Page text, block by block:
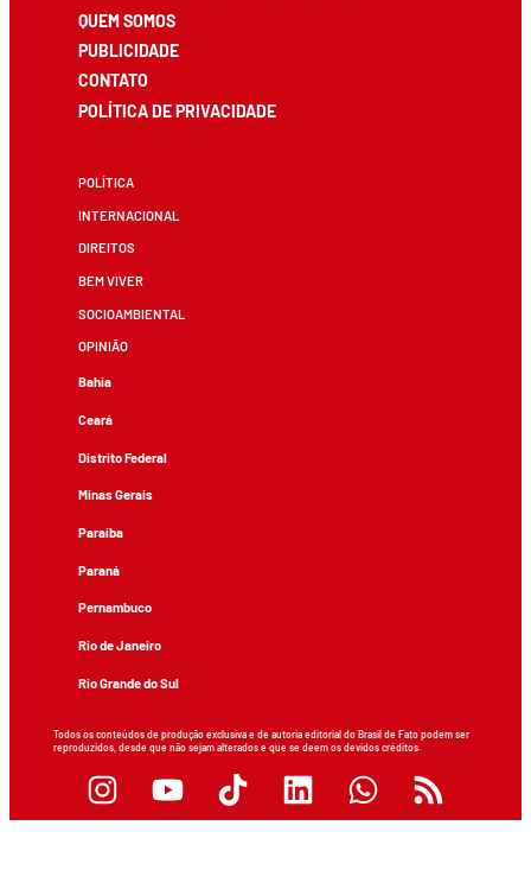
QUEM SOMOS
PUBLICIDADE
CONTATO
POLÍTICA DE PRIVACIDADE
POLÍTICA
INTERNACIONAL
DIREITOS
BEM VIVER
SOCIOAMBIENTAL
OPINIÃO
Bahia
Ceará
Distrito Federal
Minas Gerais
Paraíba
Paraná
Pernambuco
Rio de Janeiro
Rio Grande do Sul
Todos os conteúdos de produção exclusiva e de autoria editorial do Brasil de Fato podem ser
reproduzidos, desde que não sejam alterados e que se deem os devidos créditos.